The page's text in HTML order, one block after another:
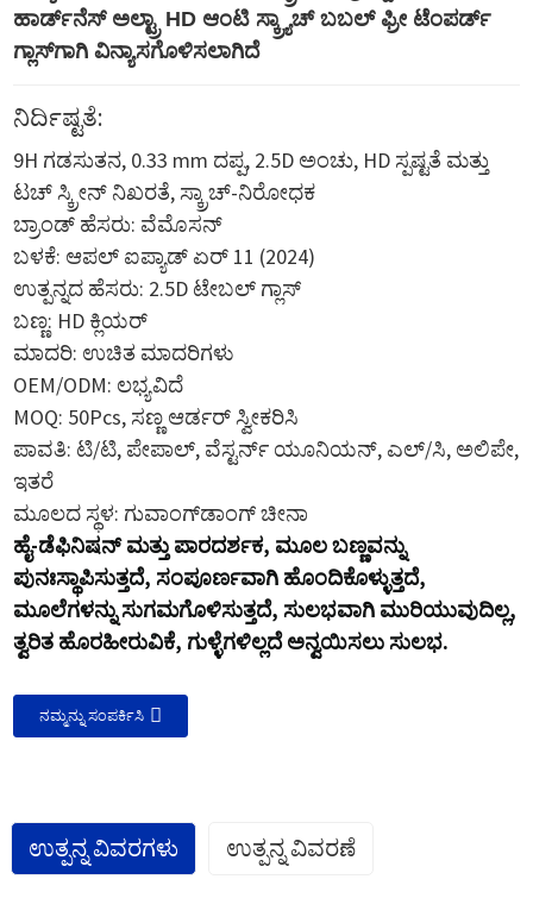
ಹಾರ್ಡ್‌ನೆಸ್ ಅಲ್ಟ್ರಾ HD ಆಂಟಿ ಸ್ಕ್ರ್ಯಾಚ್ ಬಬಲ್ ಫ್ರೀ ಟೆಂಪರ್ಡ್
ಗ್ಲಾಸ್‌ಗಾಗಿ ವಿನ್ಯಾಸಗೊಳಿಸಲಾಗಿದೆ
ನಿರ್ದಿಷ್ಟತೆ:
9H ಗಡಸುತನ, 0.33 mm ದಪ್ಪ, 2.5D ಅಂಚು, HD ಸ್ಪಷ್ಟತೆ ಮತ್ತು
ಟಚ್ ಸ್ಕ್ರೀನ್ ನಿಖರತೆ, ಸ್ಕ್ರಾಚ್-ನಿರೋಧಕ
ಬ್ರಾಂಡ್ ಹೆಸರು: ವೆಮೊಸನ್
ಬಳಕೆ: ಆಪಲ್ ಐಪ್ಯಾಡ್ ಏರ್ 11 (2024)
ಉತ್ಪನ್ನದ ಹೆಸರು: 2.5D ಟೇಬಲ್ ಗ್ಲಾಸ್
ಬಣ್ಣ: HD ಕ್ಲಿಯರ್
ಮಾದರಿ: ಉಚಿತ ಮಾದರಿಗಳು
OEM/ODM: ಲಭ್ಯವಿದೆ
MOQ: 50Pcs, ಸಣ್ಣ ಆರ್ಡರ್ ಸ್ವೀಕರಿಸಿ
ಪಾವತಿ: ಟಿ/ಟಿ, ಪೇಪಾಲ್, ವೆಸ್ಟರ್ನ್ ಯೂನಿಯನ್, ಎಲ್/ಸಿ, ಅಲಿಪೇ,
ಇತರೆ
ಮೂಲದ ಸ್ಥಳ: ಗುವಾಂಗ್‌ಡಾಂಗ್ ಚೀನಾ
ಹೈ-ಡೆಫಿನಿಷನ್ ಮತ್ತು ಪಾರದರ್ಶಕ, ಮೂಲ ಬಣ್ಣವನ್ನು
ಪುನಃಸ್ಥಾಪಿಸುತ್ತದೆ, ಸಂಪೂರ್ಣವಾಗಿ ಹೊಂದಿಕೊಳ್ಳುತ್ತದೆ,
ಮೂಲೆಗಳನ್ನು ಸುಗಮಗೊಳಿಸುತ್ತದೆ, ಸುಲಭವಾಗಿ ಮುರಿಯುವುದಿಲ್ಲ,
ತ್ವರಿತ ಹೊರಹೀರುವಿಕೆ, ಗುಳ್ಳೆಗಳಿಲ್ಲದೆ ಅನ್ವಯಿಸಲು ಸುಲಭ.
ನಮ್ಮನ್ನು ಸಂಪರ್ಕಿಸಿ
ಉತ್ಪನ್ನ ವಿವರಗಳು ಉತ್ಪನ್ನ ವಿವರಣೆ